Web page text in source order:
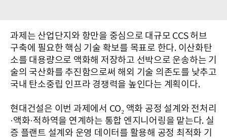
과제는 산업단지와 항만을 중심으로 대규모 CCS 허브
구축에 필요한 핵심 기술 확보를 목표로 한다. 이산화탄
소를 대용량으로 액화해 저장하고 선박으로 운송하는 기
술의 국산화를 추진함으로써 해외 기술 의존도를 낮추고
국내 탄소중립 인프라 경쟁력을 높인다는 계획이다.
현대건설은 이번 과제에서 CO₂ 액화 공정 설계와 전처리
·액화·적하역을 연계하는 통합 엔지니어링을 맡는다. 실
증 플랜트 설계와 운영 데이터를 활용해 공정 최적화 기